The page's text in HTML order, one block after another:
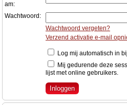
am:
Wachtwoord:
Wachtwoord vergeten?
Verzend activatie e-mail
Log mij automatisch in
Mij gedurende deze
lijst met online gebruikers.